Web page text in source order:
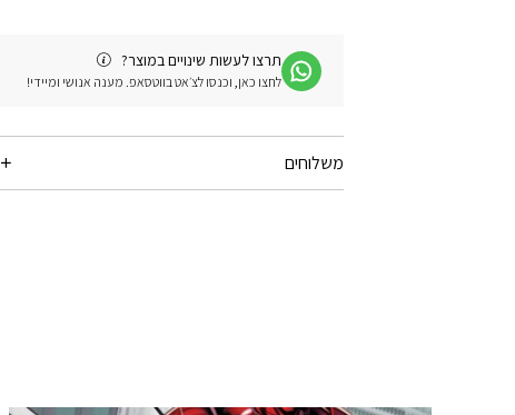
תרצו לעשות שינויים במוצר?
לחצו כאן, וכנסו לצ׳אט בווטסאפ. מענה אנושי ומיידי!
משלוחים